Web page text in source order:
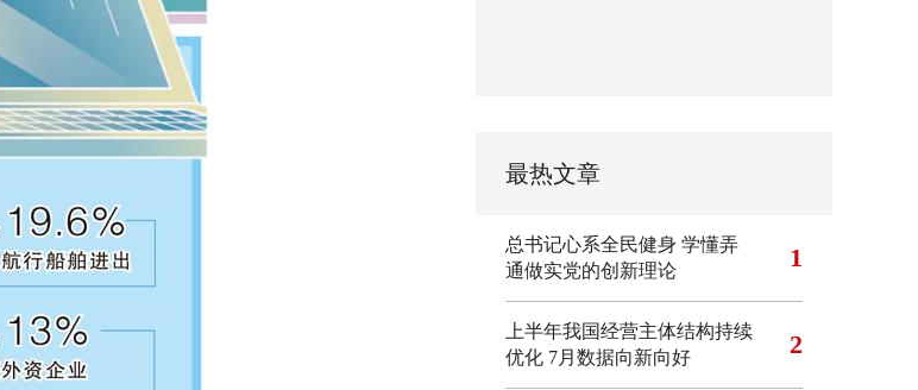
最热文章
总书记心系全民健身 学懂弄
通做实党的创新理论
1
上半年我国经营主体结构持续
优化 7月数据向新向好 2